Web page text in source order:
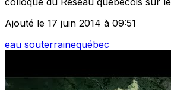
Ajouté le 17 juin 2014 à 09:51
eau souterrainequébec